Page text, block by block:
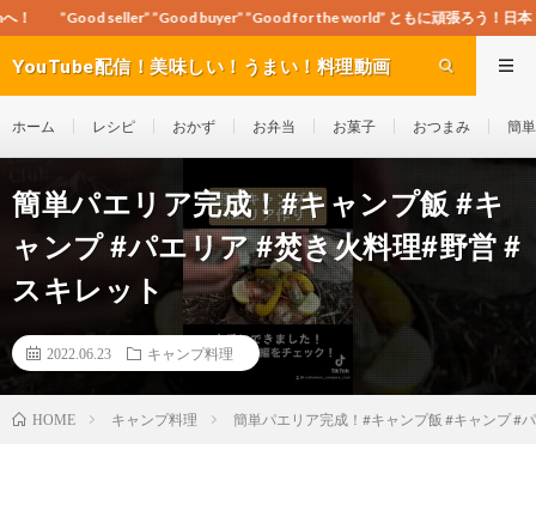
”Good buyer” ”Good for the world” ともに頑張ろう！日本！世界！
YouTube配信！美味しい！うまい！料理動画
ホーム レシピ おかず お弁当 お菓子 おつまみ 簡
簡単パエリア完成！#キャンプ飯 #キ
ャンプ #パエリア #焚き火料理#野営 #
スキレット
2022.06.23 キャンプ料理
HOME キャンプ料理 簡単パエリア完成！#キャンプ飯 #キャンプ #